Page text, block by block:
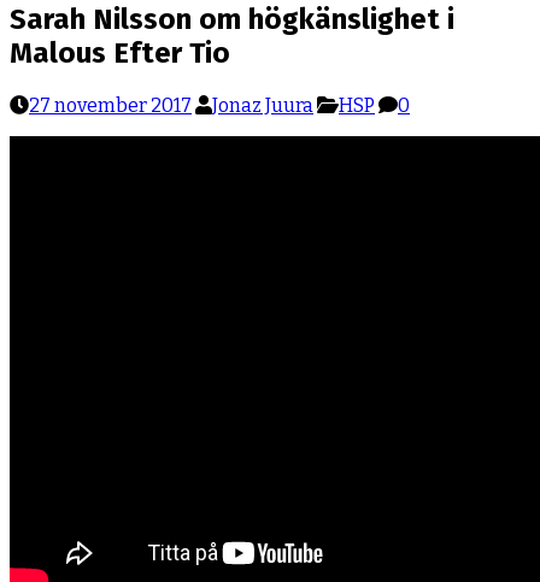
Sarah Nilsson om högkänslighet i
Malous Efter Tio
27 november 2017 Jonaz Juura HSP 0